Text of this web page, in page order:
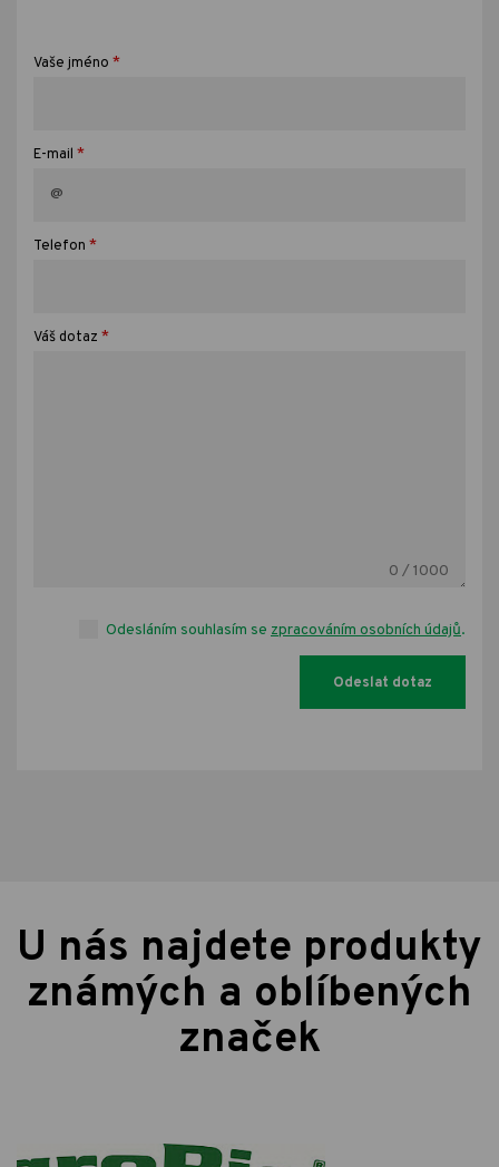
Vaše jméno *
E-mail *
Telefon *
Váš dotaz *
0 / 1000
Odesláním souhlasím se zpracováním osobních údajů.
U nás najdete produkty
známých a oblíbených
značek